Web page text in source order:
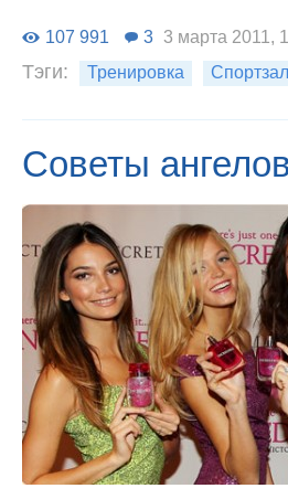
107 991 3 3 марта 2011,
Тэги: Тренировка Спортзал
Советы